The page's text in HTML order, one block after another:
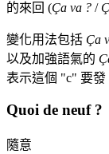
的來回 (Ça va ? /
變化用法包括 Ça
以及加強語氣的
表示這個 "c" 要發
Quoi de neuf ?
隨意